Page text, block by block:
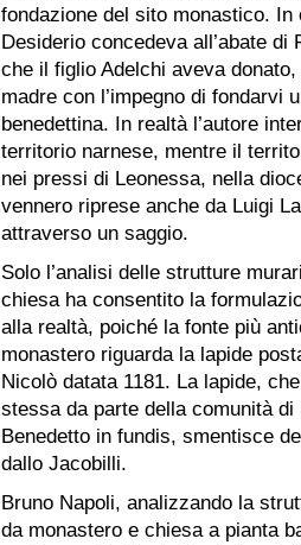
fondazione del sito monastico.
Desiderio concedeva all’abate
che il figlio Adelchi aveva
madre con l’impegno di fondarvi
benedettina. In realtà l’autore
territorio narnese, mentre il
nei pressi di Leonessa, nella
vennero riprese anche da Luigi
attraverso un saggio.
Solo l’analisi delle strutture
chiesa ha consentito la
alla realtà, poiché la fonte più
monastero riguarda la lapide
Nicolò datata 1181. La lapide,
stessa da parte della comunità di
Benedetto in fundis, smentisce
dallo Jacobilli.
Bruno Napoli, analizzando la
da monastero e chiesa a pianta